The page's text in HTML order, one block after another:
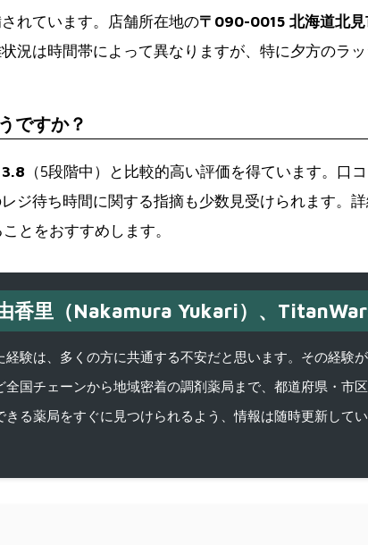
れています。店舗所在地の〒090-0015 北海道北見
況は時間帯によって異なりますが、特に夕方のラ
ですか？
3.8 （5段階中）と比較的高い評価を得ています。口コ
ジ待ち時間に関する指摘も少数見受けられます。
とをおすすめします。
香里（Nakamura Yukari）、
験は、多くの方に共通する不安だと思います。その経験
国チェーンから地域密着の調剤薬局まで、都道府県・市
きる薬局をすぐに見つけられるよう、情報は随時更新して